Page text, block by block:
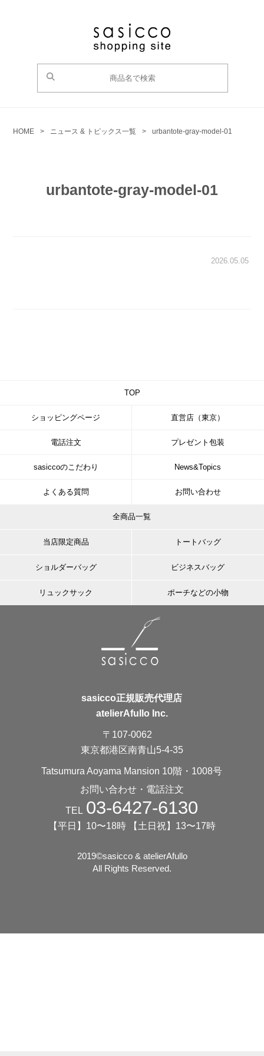
HOME > ニュース & トピックス一覧 > urbantote-gray-model-01
urbantote-gray-model-01
2026.05.05
TOP
ショッピングページ 直営店（東京）
電話注文 プレゼント包装
sasiccoのこだわり News&Topics
よくある質問 お問い合わせ
全商品一覧
当店限定商品 トートバッグ
ショルダーバッグ ビジネスバッグ
リュックサック ポーチなどの小物
sasicco正規販売代理店
atelierAfullo Inc.
〒107-0062
東京都港区南青山5-4-35
Tatsumura Aoyama Mansion 10階・1008号
お問い合わせ・電話注文
TEL 03-6427-6130
【平日】10〜18時 【土日祝】13〜17時
2019©️sasicco & atelierAfullo
All Rights Reserved.